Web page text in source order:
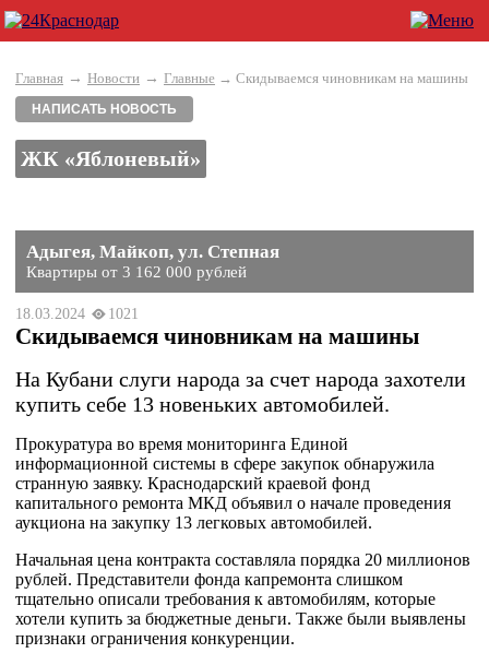
Главная → Новости → Главные → Скидываемся чиновникам на машины
НАПИСАТЬ НОВОСТЬ
ЖК «Яблоневый»
Адыгея, Майкоп, ул. Степная
Квартиры от 3 162 000 рублей
18.03.2024 1021
Скидываемся чиновникам на машины
На Кубани слуги народа за счет народа захотели
купить себе 13 новеньких автомобилей.
Прокуратура во время мониторинга Единой
информационной системы в сфере закупок обнаружила
странную заявку. Краснодарский краевой фонд
капитального ремонта МКД объявил о начале проведения
аукциона на закупку 13 легковых автомобилей.
Начальная цена контракта составляла порядка 20 миллионов
рублей. Представители фонда капремонта слишком
тщательно описали требования к автомобилям, которые
хотели купить за бюджетные деньги. Также были выявлены
признаки ограничения конкуренции.